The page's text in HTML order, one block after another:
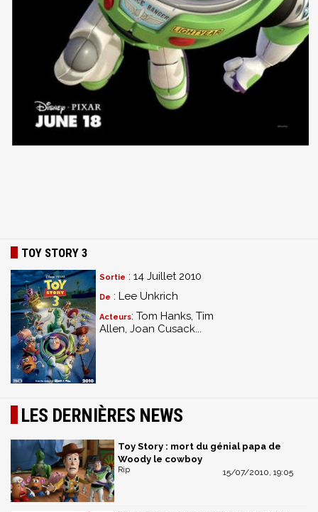
TOY STORY 3
Sortie : 14 Juillet 2010
De : Lee Unkrich
Acteurs: Tom Hanks, Tim
Allen, Joan Cusack...
LES DERNIÈRES NEWS
Toy Story : mort du génial papa de
Woody le cowboy
15/07/2010, 19:05
Rip